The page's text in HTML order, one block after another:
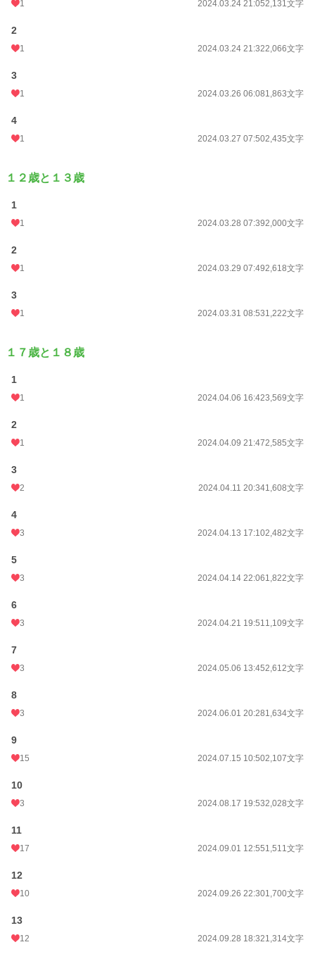
24h.ポイント
週間ポイント
年間ポイント 1,827 pt (69,447 位)
累計ポイント
1 2024.03.24 21:052,131文字
2
1 2024.03.24 21:322,066文字
3
1 2024.03.26 06:081,863文字
4
1 2024.03.27 07:502,435文字
１２歳と１３歳
1
1 2024.03.28 07:392,000文字
2
1 2024.03.29 07:492,618文字
3
1 2024.03.31 08:531,222文字
１７歳と１８歳
1
1 2024.04.06 16:423,569文字
2
1 2024.04.09 21:472,585文字
3
2 2024.04.11 20:341,608文字
4
3 2024.04.13 17:102,482文字
5
3 2024.04.14 22:061,822文字
6
3 2024.04.21 19:511,109文字
7
3 2024.05.06 13:452,612文字
8
3 2024.06.01 20:281,634文字
9
15 2024.07.15 10:502,107文字
10
3 2024.08.17 19:532,028文字
11
17 2024.09.01 12:551,511文字
12
10 2024.09.26 22:301,700文字
13
12 2024.09.28 18:321,314文字